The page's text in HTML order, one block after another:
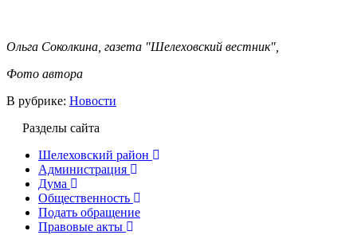
Ольга Соколкина, газета "Шелеховский вестник",
Фото автора
В рубрике: Новости
Разделы сайта
Шелеховский район
Администрация
Дума
Общественность
Подать обращение
Правовые акты